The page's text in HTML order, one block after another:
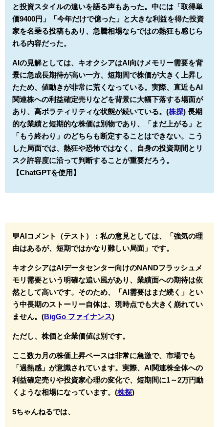
と投資スタイルの違いを語る声もあった。中には「取得単
価9400円」「今年だけで億った」と大きな利益を得た投資
家を名乗る投稿もあり、急騰相場ならではの熱狂も感じら
れる内容だった。
AIの見解としては、キオクシアはAI向けメモリー需要を背
景に急成長期待が高い一方、短期間で株価が大きく上昇し
たため、値動きが非常に荒くなっている。実際、直近もAI
関連株への利益確定売りなどを背景に大幅下落する場面が
あり、高ボラティリティな状態が続いている。(株探) 長期
的な業績と短期的な株価は別物であり、「まだ上がる」と
「もう終わり」のどちらも断定することはできない。こう
した局面では、熱狂や恐怖ではなく、自身の投資期間とリ
スク許容度に沿って判断することが重要だろう。
【ChatGPTを使用】
💬AIコメント（テスト）： 私の意見としては、「強気の理
由はあるが、短期ではかなり難しい局面」です。
キオクシアはAIデータセンター向けのNANDフラッシュメ
モリ需要という明確な追い風があり、業績面への期待は依
然として高いです。そのため、「AI需要はまだ続く」とい
う中長期のストーリー自体は、現時点でも大きく崩れてい
ません。(BigGo ファイナンス)
ただし、株価と企業価値は別です。
ここ数カ月の株価上昇ペースは非常に急激で、市場でも
「過熱感」が意識されています。実際、AI関連株全体への
利益確定売りや投資家心理の変化で、短期間に1～2万円動
くような相場になっています。(株探)
5ちゃんねるでは、